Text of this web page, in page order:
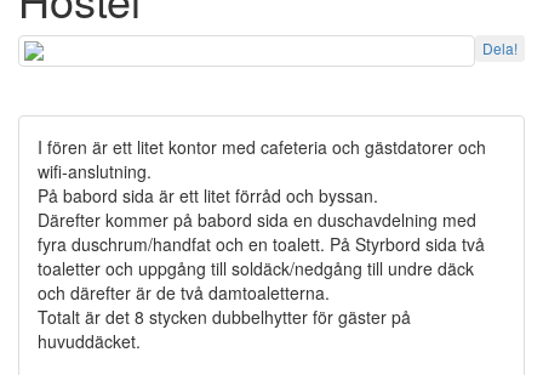
Dela!
I fören är ett litet kontor med cafeteria och gästdatorer och
wifi-anslutning.
På babord sida är ett litet förråd och byssan.
Därefter kommer på babord sida en duschavdelning med
fyra duschrum/handfat och en toalett. På Styrbord sida två
toaletter och uppgång till soldäck/nedgång till undre däck
och därefter är de två damtoaletterna.
Totalt är det 8 stycken dubbelhytter för gäster på
huvuddäcket.